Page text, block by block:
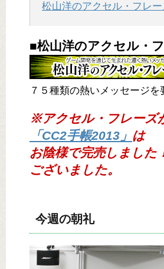
松山洋のアクセル・フレ
■松山洋のアクセル・
７５種類の熱いメッセージを
※アクセル・フレーズ
「CC2手帳2013」 は
お陰様で完売しました
ございました。
今週の朝礼